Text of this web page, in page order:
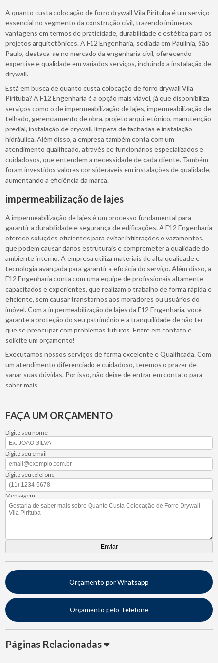
A quanto custa colocação de forro drywall Vila Pirituba é um serviço
essencial no segmento da construção civil, trazendo inúmeras
vantagens em termos de praticidade, durabilidade e estética para os
projetos arquitetônicos. A F12 Engenharia, sediada em Paulínia, São
Paulo, destaca-se no mercado da engenharia civil, oferecendo
expertise e qualidade em variados serviços, incluindo a instalação de
drywall.
Está em busca de quanto custa colocação de forro drywall Vila
Pirituba? A F12 Engenharia é a opção mais viável, já que disponibiliza
serviços como o de impermeabilização de lajes, impermeabilização de
telhado, gerenciamento de obra, projeto arquitetônico, manutenção
predial, instalação de drywall, limpeza de fachadas e instalação
hidráulica. Além disso, a empresa também conta com um
atendimento qualificado, através de funcionários especializados e
cuidadosos, que entendem a necessidade de cada cliente. Também
foram investidos valores consideráveis em instalações de qualidade,
aumentando a eficiência da marca.
impermeabilização de lajes
A impermeabilização de lajes é um processo fundamental para
garantir a durabilidade e segurança de edificações. A F12 Engenharia
oferece soluções eficientes para evitar infiltrações e vazamentos,
que podem causar danos estruturais e comprometer a qualidade do
ambiente interno. A empresa utiliza materiais de alta qualidade e
tecnologia avançada para garantir a eficácia do serviço. Além disso, a
F12 Engenharia conta com uma equipe de profissionais altamente
capacitados e experientes, que realizam o trabalho de forma rápida e
eficiente, sem causar transtornos aos moradores ou usuários do
imóvel. Com a impermeabilização de lajes da F12 Engenharia, você
garante a proteção do seu patrimônio e a tranquilidade de não ter
que se preocupar com problemas futuros. Entre em contato e
solicite um orçamento!
Executamos nossos serviços de forma excelente e Qualificada. Com
um atendimento diferenciado e cuidadoso, teremos o prazer de
sanar suas dúvidas. Por isso, não deixe de entrar em contato para
saber mais.
FAÇA UM ORÇAMENTO
Digite seu nome
Digite seu email
Digite seu telefone
Mensagem
Orçamento por Whatsapp
Orçamento pelo Telefone
Páginas Relacionadas